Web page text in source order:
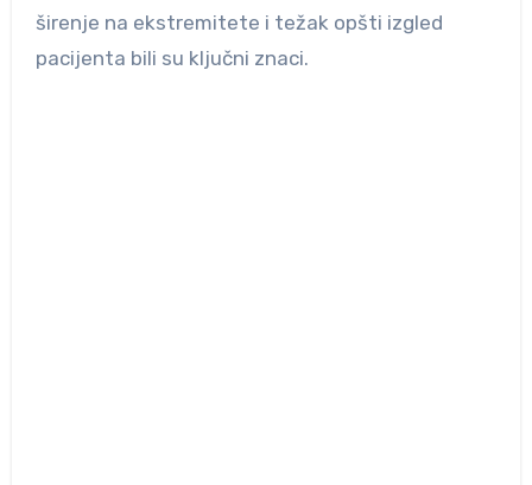
širenje na ekstremitete i težak opšti izgled
pacijenta bili su ključni znaci.